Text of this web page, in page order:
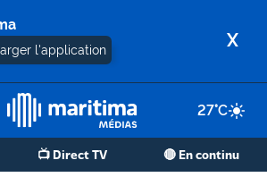
l'application X
27°C
📺 Direct TV 🔴 En continu